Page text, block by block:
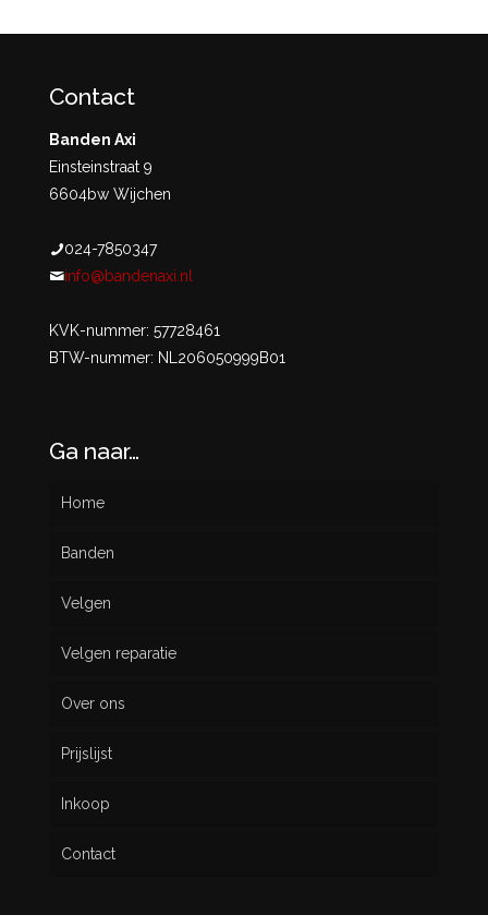
Contact
Banden Axi
Einsteinstraat 9
6604bw Wijchen
024-7850347
info@bandenaxi.nl
KVK-nummer: 57728461
BTW-nummer: NL206050999B01
Ga naar…
Home
Banden
Nieuw
Gebruikt
Velgen
Velgen reparatie
Over ons
Prijslijst
Inkoop
Contact